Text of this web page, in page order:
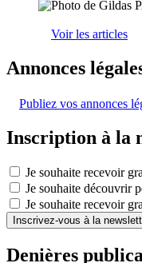
Voir les articles
Annonces
Publiez vos annonces
Inscription à la
Je souhaite recevoir
Je souhaite découvrir
Je souhaite recevoir
Inscrivez-vous à la
Denières